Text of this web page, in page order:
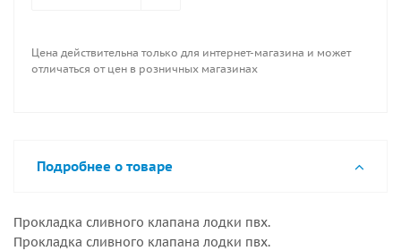
Цена действительна только для интернет-магазина и может
отличаться от цен в розничных магазинах
Подробнее о товаре
Прокладка сливного клапана лодки пвх.
Прокладка сливного клапана лодки пвх.